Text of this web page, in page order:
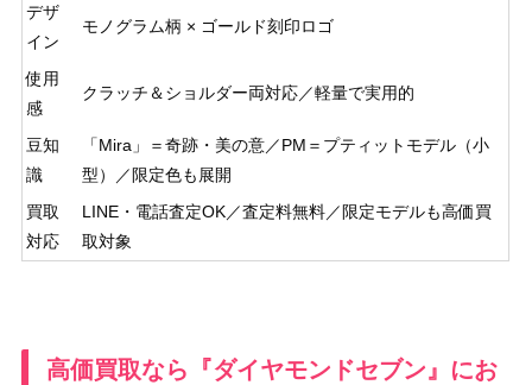
デザ
イン
モノグラム柄 × ゴールド刻印ロゴ
使用
感
クラッチ＆ショルダー両対応／軽量で実用的
豆知
識
「Mira」＝奇跡・美の意／PM＝プティットモデル（小
型）／限定色も展開
買取
対応
LINE・電話査定OK／査定料無料／限定モデルも高価買
取対象
高価買取なら『ダイヤモンドセブン』にお